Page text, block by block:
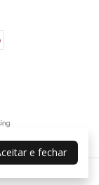
e fechar